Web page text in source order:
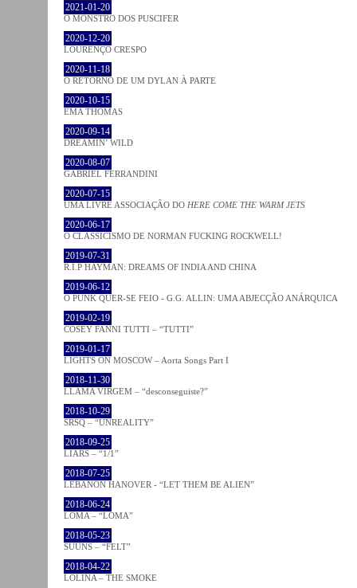
2021-01-20
O MONSTRO DOS PUSCIFER
2020-12-20
LOURENÇO CRESPO
2020-11-18
O RETORNO DE UM DYLAN À PARTE
2020-10-15
EMA THOMAS
2020-09-14
DREAMIN’ WILD
2020-08-07
GABRIEL FERRANDINI
2020-07-15
UMA LIVRE ASSOCIAÇÃO DO HERE COME THE WARM JETS
2020-06-17
O CLASSICISMO DE NORMAN FUCKING ROCKWELL!
2019-07-31
R.I.P HAYMAN: DREAMS OF INDIA AND CHINA
2019-06-12
O PUNK QUER-SE FEIO - G.G. ALLIN: UMA ABJECÇÃO ANÁRQUICA
2019-02-19
COSEY FANNI TUTTI – “TUTTI”
2019-01-17
LIGHTS ON MOSCOW – Aorta Songs Part I
2018-11-30
LLAMA VIRGEM – “desconseguiste?”
2018-10-29
SRSQ – “UNREALITY”
2018-09-25
LIARS – “1/1”
2018-07-25
LEBANON HANOVER - “LET THEM BE ALIEN”
2018-06-24
LOMA – “LOMA”
2018-05-23
SUUNS – “FELT”
2018-04-22
LOLINA – THE SMOKE